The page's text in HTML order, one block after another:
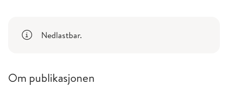
Nedlastbar.
Om publikasjonen